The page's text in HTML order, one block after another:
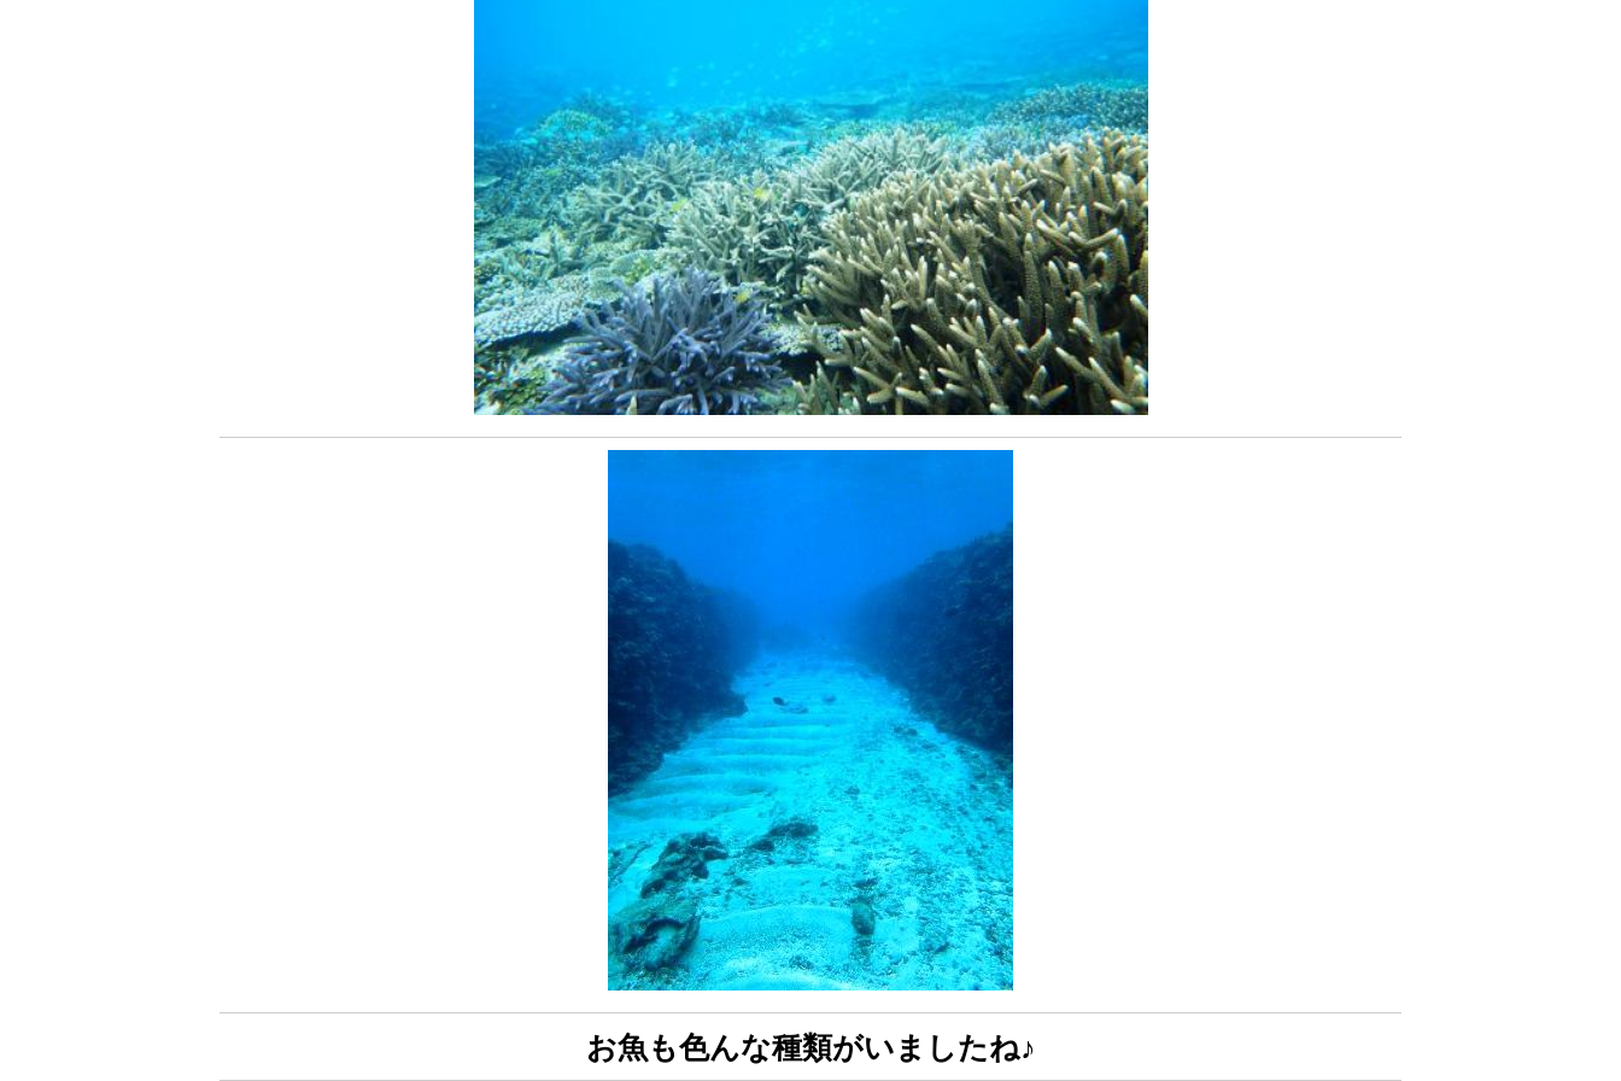
お魚も色んな種類がいましたね♪